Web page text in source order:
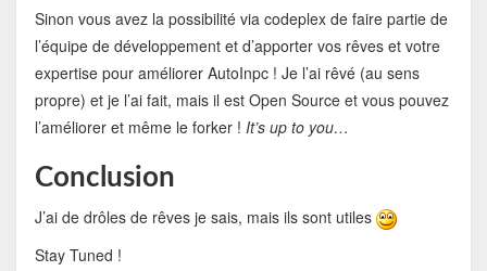
Sinon vous avez la possibilité via codeplex de faire partie de
l’équipe de développement et d’apporter vos rêves et votre
expertise pour améliorer AutoInpc ! Je l’ai rêvé (au sens
propre) et je l’ai fait, mais il est Open Source et vous pouvez
l’améliorer et même le forker ! It’s up to you…
Conclusion
J’ai de drôles de rêves je sais, mais ils sont utiles
Stay Tuned !